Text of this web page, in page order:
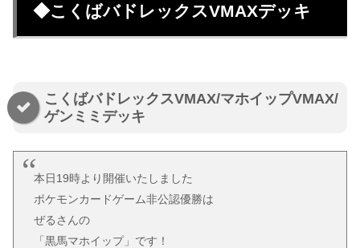
◆こくばバドレックスVMAXデッキ
こくばバドレックスVMAX/マホイップVMAX/
ゲンミミデッキ
本日19時より開催いたしました
ポケモンカードゲーム非公認優勝は
ぜるさんの
「黒馬マホイップ」です！